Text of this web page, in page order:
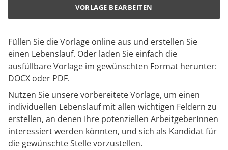
Füllen Sie die Vorlage online aus und erstellen Sie
einen Lebenslauf. Oder laden Sie einfach die
ausfüllbare Vorlage im gewünschten Format herunter:
DOCX oder PDF.
Nutzen Sie unsere vorbereitete Vorlage, um einen
individuellen Lebenslauf mit allen wichtigen Feldern zu
erstellen, an denen Ihre potenziellen ArbeitgeberInnen
interessiert werden könnten, und sich als Kandidat für
die gewünschte Stelle vorzustellen.
VORLAGE BEARBEITEN